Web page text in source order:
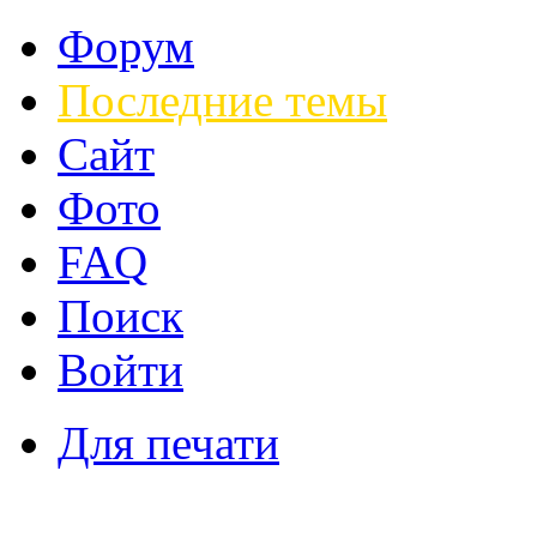
Форум
Последние темы
Сайт
Фото
FAQ
Поиск
Войти
Для печати